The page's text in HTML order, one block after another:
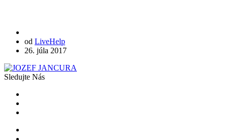
od LiveHelp
26. júla 2017
Sledujte Nás